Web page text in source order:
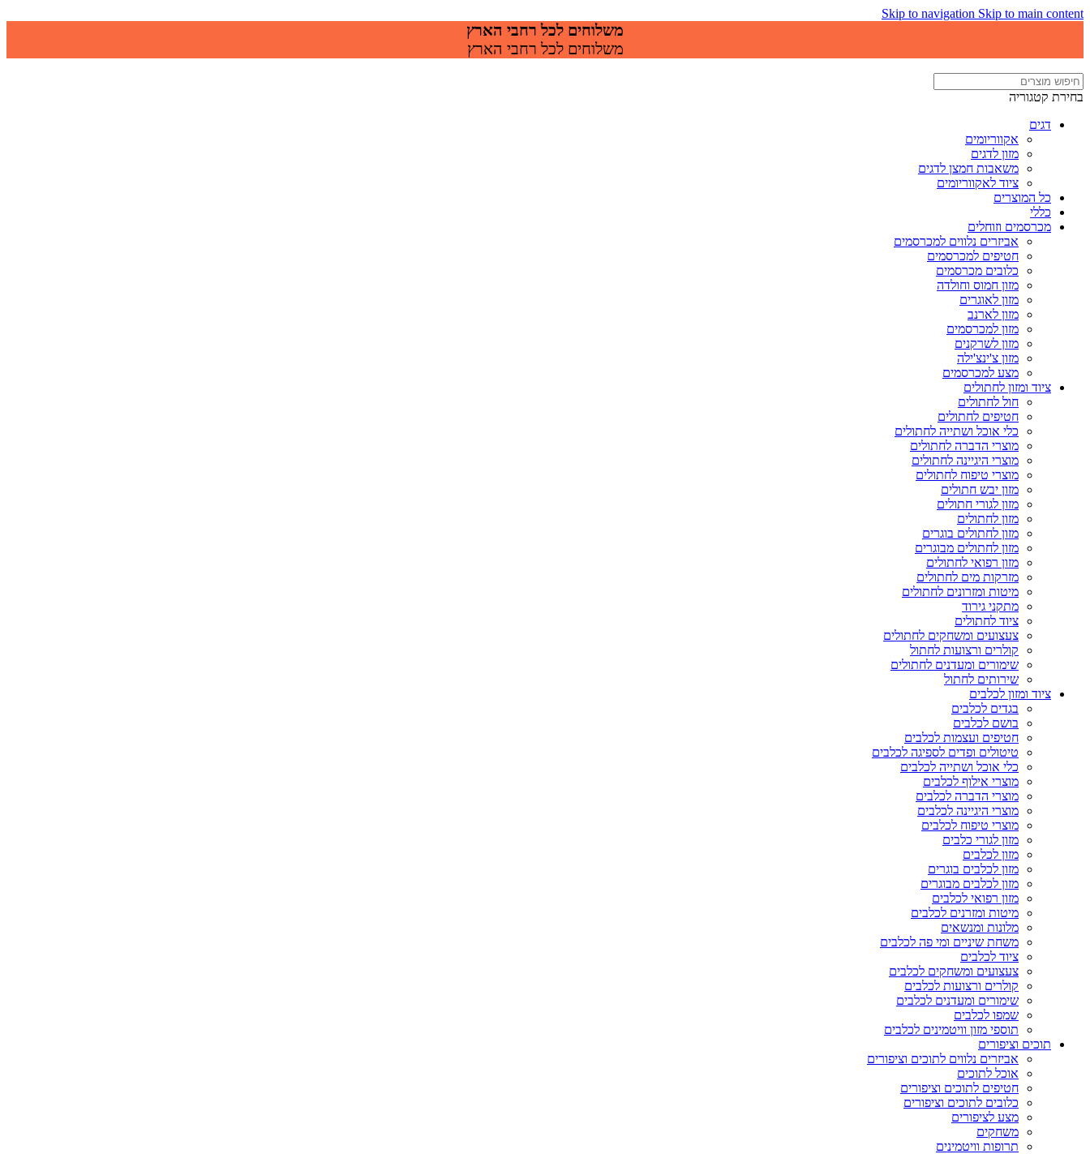
Skip to navigation Skip to main content
משלוחים לכל רחבי הארץ
משלוחים לכל רחבי הארץ
בחירת קטגוריה
דגים
אקווריומים
מזון לדגים
משאבות חמצן לדגים
ציוד לאקווריומים
כל המוצרים
כללי
מכרסמים וזוחלים
אביזרים נלווים למכרסמים
חטיפים למכרסמים
כלובים מכרסמים
מזון חמוס וחולדה
מזון לאוגרים
מזון לארנב
מזון למכרסמים
מזון לשרקנים
מזון צ'ינצ'ילה
מצע למכרסמים
ציוד ומזון לחתולים
חול לחתולים
חטיפים לחתולים
כלי אוכל ושתייה לחתולים
מוצרי הדברה לחתולים
מוצרי היגיינה לחתולים
מוצרי טיפוח לחתולים
מזון יבש חתולים
מזון לגורי חתולים
מזון לחתולים
מזון לחתולים בוגרים
מזון לחתולים מבוגרים
מזון רפואי לחתולים
מזרקות מים לחתולים
מיטות ומזרונים לחתולים
מתקני גירוד
ציוד לחתולים
צעצועים ומשחקים לחתולים
קולרים ורצועות לחתול
שימורים ומעדנים לחתולים
שירותים לחתול
ציוד ומזון לכלבים
בגדים לכלבים
בושם לכלבים
חטיפים ועצמות לכלבים
טיטולים ופדים לספיגה לכלבים
כלי אוכל ושתייה לכלבים
מוצרי אילוף לכלבים
מוצרי הדברה לכלבים
מוצרי היגיינה לכלבים
מוצרי טיפוח לכלבים
מזון לגורי כלבים
מזון לכלבים
מזון לכלבים בוגרים
מזון לכלבים מבוגרים
מזון רפואי לכלבים
מיטות ומזרנים לכלבים
מלונות ומנשאים
משחת שיניים ומי פה לכלבים
ציוד לכלבים
צעצועים ומשחקים לכלבים
קולרים ורצועות לכלבים
שימורים ומעדנים לכלבים
שמפו לכלבים
תוספי מזון וויטמינים לכלבים
תוכים וציפורים
אביזרים נלווים לתוכים וציפורים
אוכל לתוכים
חטיפים לתוכים וציפורים
כלובים לתוכים וציפורים
מצע לציפורים
משחקים
תרופות וויטמינים